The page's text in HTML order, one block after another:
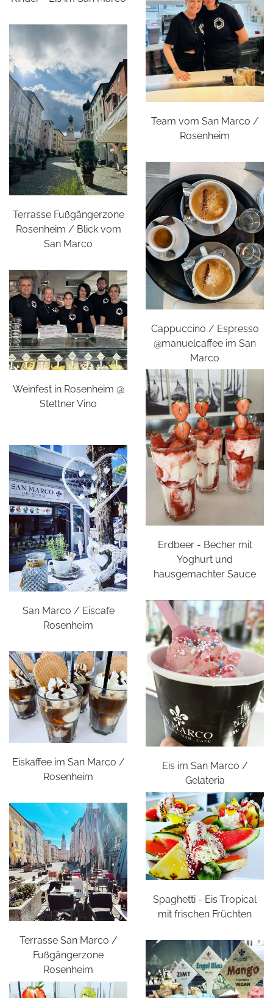
Team vom San Marco /
Rosenheim
Terrasse Fußgängerzone
Rosenheim / Blick vom
San Marco
Cappuccino / Espresso
@manuelcaffee im San
Marco
Weinfest in Rosenheim @
Stettner Vino
Erdbeer - Becher mit
Yoghurt und
hausgemachter Sauce
San Marco / Eiscafe
Rosenheim
Eis im San Marco /
Gelateria
Eiskaffee im San Marco /
Rosenheim
Spaghetti - Eis Tropical
mit frischen Früchten
Terrasse San Marco /
Fußgängerzone
Rosenheim